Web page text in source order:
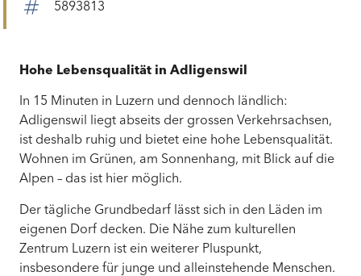
5893813
Hohe Lebensqualität in Adligenswil
In 15 Minuten in Luzern und dennoch ländlich:
Adligenswil liegt abseits der grossen Verkehrsachsen,
ist deshalb ruhig und bietet eine hohe Lebensqualität.
Wohnen im Grünen, am Sonnenhang, mit Blick auf die
Alpen – das ist hier möglich.
Der tägliche Grundbedarf lässt sich in den Läden im
eigenen Dorf decken. Die Nähe zum kulturellen
Zentrum Luzern ist ein weiterer Pluspunkt,
insbesondere für junge und alleinstehende Menschen.